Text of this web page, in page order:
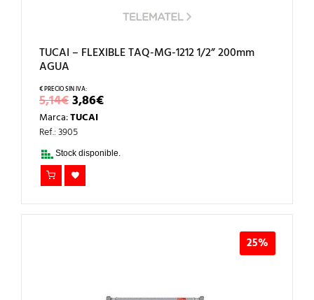
TUCAI – FLEXIBLE TAQ-MG-1212 1/2” 200mm
AGUA
5,14€EL
PRECIO
ORIGINAL
ERA:
5,14€.
3,86€EL
PRECIO
3,86€.
Marca:TUCAI
Ref.: 3905
Stock disponible.
25%